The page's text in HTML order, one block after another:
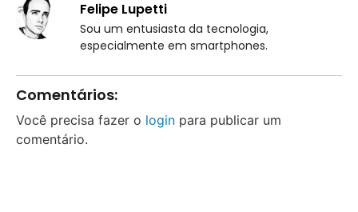
Felipe Lupetti
Sou um entusiasta da tecnologia,
especialmente em smartphones.
Comentários:
Você precisa fazer o login para publicar um
comentário.